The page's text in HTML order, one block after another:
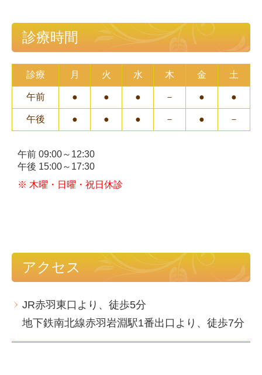
診療時間
診療 月 火 水 木 金 土
午前 ● ● ● － ● ●
午後 ● ● ● － ● －
午前 09:00～ 12:30
午後 15:00～17:30
※ 木曜・日曜・祝日休診
アクセス
JR赤羽東口より、徒歩5分
地下鉄南北線赤羽岩淵駅1番出口より、徒歩7分